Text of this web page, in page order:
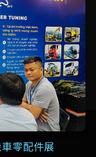
零配件展